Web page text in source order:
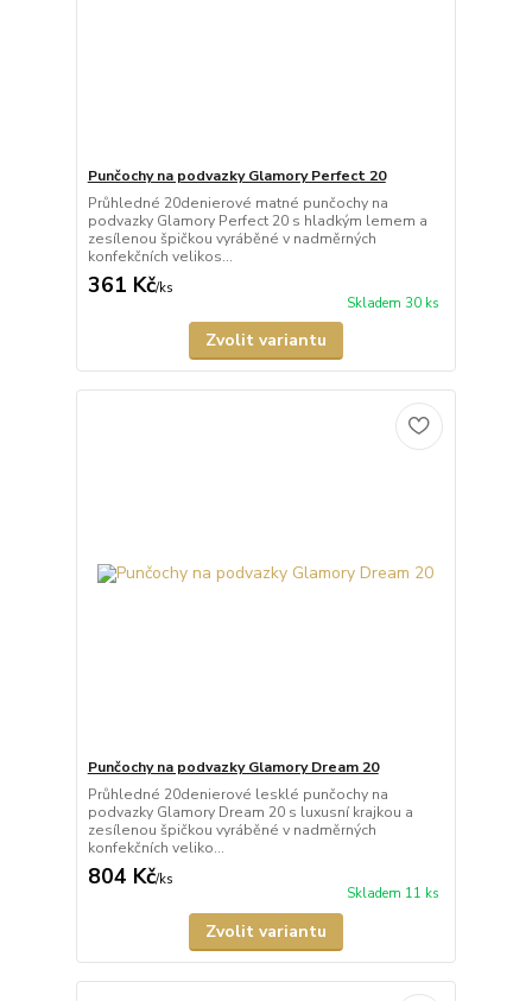
Punčochy na podvazky Glamory Perfect 20
Průhledné 20denierové matné punčochy na
podvazky Glamory Perfect 20 s hladkým lemem a
zesílenou špičkou vyráběné v nadměrných
konfekčních velikos...
361 Kč/ks
Skladem 30 ks
Zvolit variantu
Punčochy na podvazky Glamory Dream 20
Průhledné 20denierové lesklé punčochy na
podvazky Glamory Dream 20 s luxusní krajkou a
zesílenou špičkou vyráběné v nadměrných
konfekčních veliko...
804 Kč/ks
Skladem 11 ks
Zvolit variantu